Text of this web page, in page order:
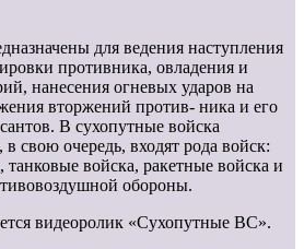
для ведения наступления
противника, овладения и
нанесения огневых ударов на
вторжений против- ника и его
В сухопутные войска
свою очередь, входят рода войск:
танковые войска, ракетные войска и
обороны.
видеоролик «Сухопутные ВС».